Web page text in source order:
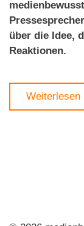
über die Idee,
Reaktionen.
Weiterlesen